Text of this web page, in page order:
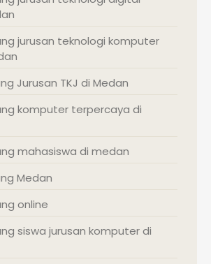
jurusan teknologi komputer
Jurusan TKJ di Medan
komputer terpercaya di
mahasiswa di medan
Medan
online
siswa jurusan komputer di